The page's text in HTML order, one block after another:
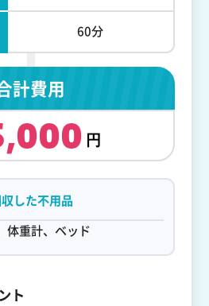
60分
計費用
した不用品
体重計、ベッド
ト